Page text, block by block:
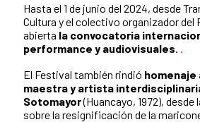
Hasta el 1 de junio del 2024, desde
Cultura y el colectivo organizador del
abierta la convocatoria
performance y audiovisuales
El Festival también rindió homenaje
maestra y artista
Sotomayor(Huancayo, 1972),
sobre la resignificación de la